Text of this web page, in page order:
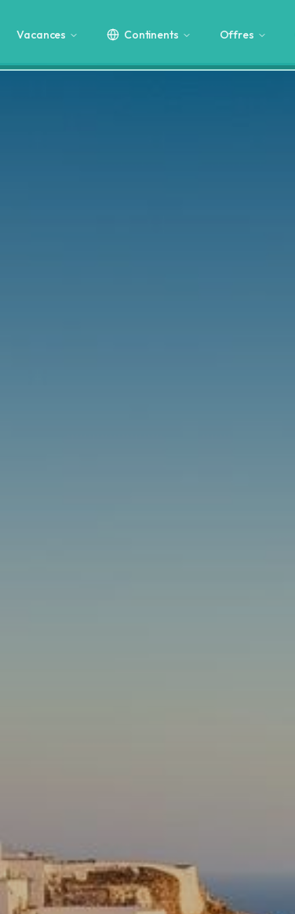
Vacances Continents Offres